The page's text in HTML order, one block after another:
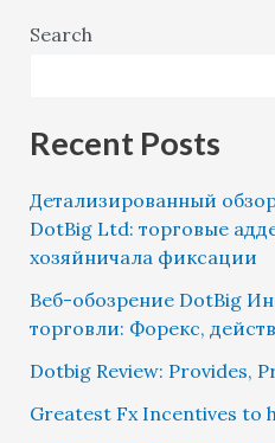
Search
Recent Posts
Детализированный
DotBig Ltd: торговые
хозяйничала фиксации
Веб-обозрение DotBig
торговли: Форекс,
Dotbig Review: Provides,
Greatest Fx Incentives to